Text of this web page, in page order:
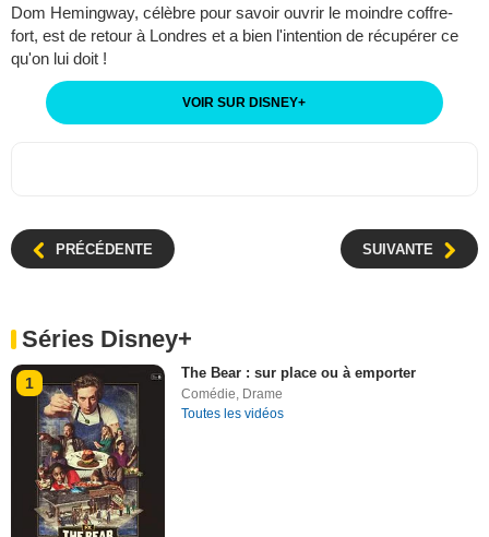
Dom Hemingway, célèbre pour savoir ouvrir le moindre coffre-
fort, est de retour à Londres et a bien l'intention de récupérer ce
qu'on lui doit !
VOIR SUR DISNEY+
PRÉCÉDENTE SUIVANTE
Séries Disney+
1
The Bear : sur place ou à emporter
Comédie, Drame
Toutes les vidéos